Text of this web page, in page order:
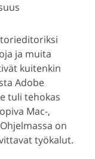
ja muita
kuitenkin
Adobe
tuli tehokas
Mac-,
on
työkalut.